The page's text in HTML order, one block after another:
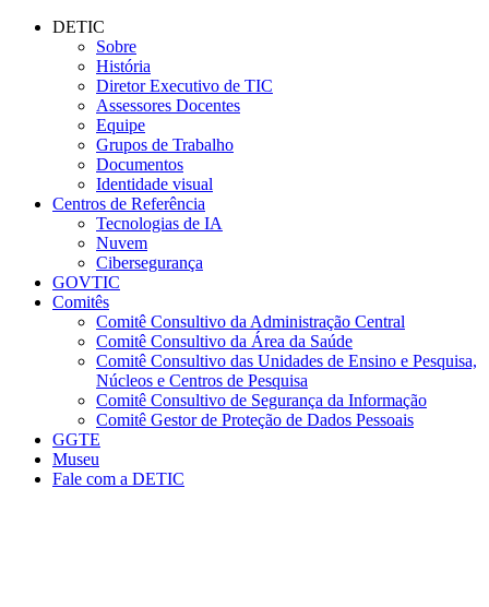
Conteúdo principal
DETIC
Sobre
História
Diretor Executivo de TIC
Assessores Docentes
Equipe
Grupos de Trabalho
Documentos
Identidade visual
Centros de Referência
Tecnologias de IA
Nuvem
Cibersegurança
GOVTIC
Comitês
Comitê Consultivo da Administração Central
Comitê Consultivo da Área da Saúde
Comitê Consultivo das Unidades de Ensino e Pesquisa,
Núcleos e Centros de Pesquisa
Comitê Consultivo de Segurança da Informação
Comitê Gestor de Proteção de Dados Pessoais
GGTE
Museu
Fale com a DETIC